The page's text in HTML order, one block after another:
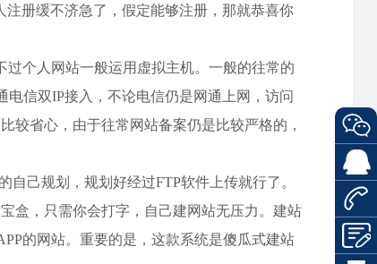
册缓不济急了，假定能够注册，那就恭喜你
个人网站一般运用虚拟主机。一般的往常的
电信双IP接入，不论电信仍是网通上网，访问
较省心，由于往常网站备案仍是比较严格的，
己规划，规划好经过FTP软件上传就行了。
盒，只需你会打字，自己建网站无压力。建站
的网站。重要的是，这款系统是傻瓜式建站